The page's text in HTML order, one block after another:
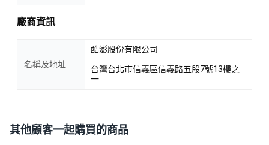
廠商資訊
名稱及地址
酷澎股份有限公司
台灣台北市信義區信義路五段7號13樓之
一
其他顧客一起購買的商品